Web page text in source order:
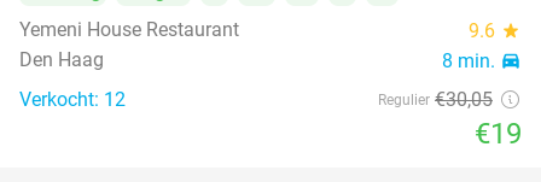
Yemeni House Restaurant
9.6 star
Den Haag 8 min. directions_car
Verkocht: 12 Regulier €30,05
€19